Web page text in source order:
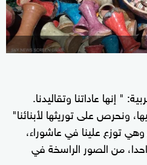
" إنها عاداتنا وتقاليدنا.
ونحرص على توريثها لأبنائنا"
توزع علينا في عاشوراء،
من الصور الراسخة في